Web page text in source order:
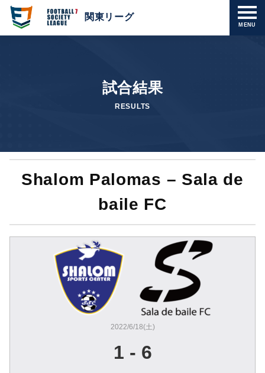
MENU
関東リーグ
試合結果
RESULTS
Shalom Palomas – Sala de
baile FC
2022/6/18(土)
1 - 6